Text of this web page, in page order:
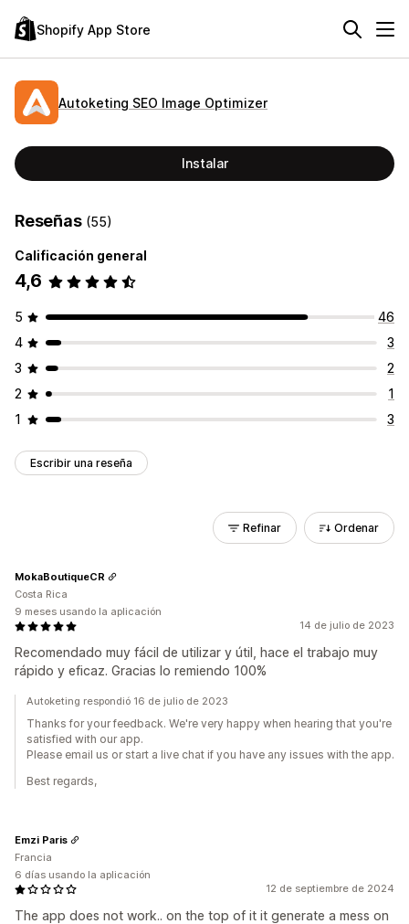
Shopify App Store
Autoketing SEO Image Optimizer
Instalar
Reseñas (55)
Calificación general
4,6
5
46
4
3
3
2
2
1
1
3
Escribir una reseña
Refinar Ordenar
14 de julio de 2023
Recomendado muy fácil de utilizar y útil, hace el trabajo muy
rápido y eficaz. Gracias lo remiendo 100%
MokaBoutiqueCR
Costa Rica
9 meses usando la aplicación
Autoketing respondió 16 de julio de 2023
Thanks for your feedback. We're very happy when hearing that you're
satisfied with our app.
Please email us or start a live chat if you have any issues with the app.
Best regards,
12 de septiembre de 2024
The app does not work.. on the top of it it generate a mess on
Emzi Paris
Francia
6 días usando la aplicación